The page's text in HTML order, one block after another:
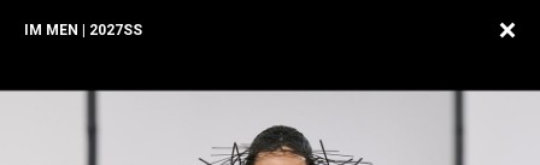
IM MEN | 2027SS